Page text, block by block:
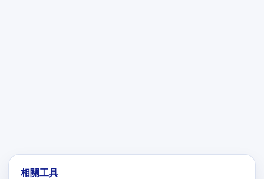
相關工具